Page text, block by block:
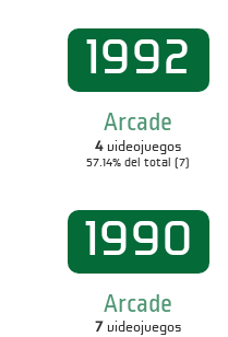
1992
Arcade
4videojuegos
57.14% del total (7)
1990
Arcade
7 videojuegos